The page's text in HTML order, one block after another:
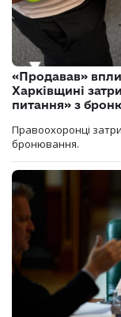
«Продавав»
Харківщині
питання» з
Правоохоронці
бронювання.